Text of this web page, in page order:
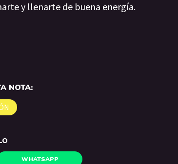
y llenarte de buena energía.
NOTA:
WHATSAPP